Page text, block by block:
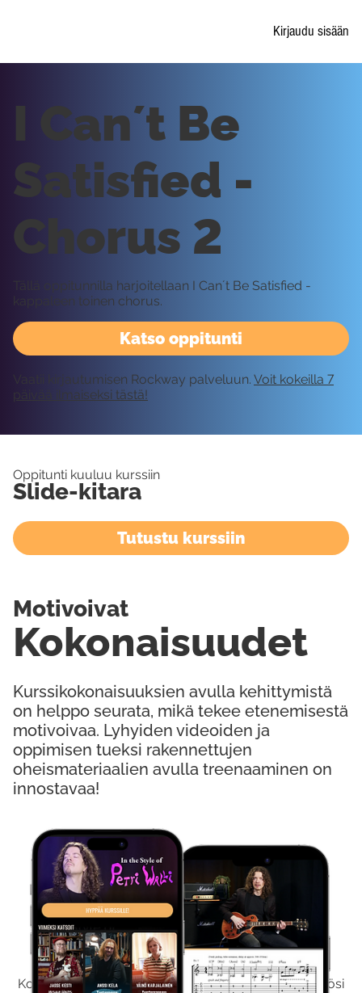
Kirjaudu sisään
Kokeile Ilmaiseksi
Kokeilemalla ilmaiseksi saat koko sisältömme käyttöösi
Katso oppitunti
I Can´t Be
Satisfied -
Chorus 2
Tällä oppitunnilla harjoitellaan I Can´t Be Satisfied -
kappaleen toinen chorus.
Vaatii kirjautumisen Rockway palveluun. Voit kokeilla 7
päivää ilmaiseksi tästä!
Oppitunti kuuluu kurssiin
Slide-kitara
Tutustu kurssiin
Kurssikokonaisuuksien avulla kehittymistä
on helppo seurata, mikä tekee etenemisestä
motivoivaa. Lyhyiden videoiden ja
oppimisen tueksi rakennettujen
oheismateriaalien avulla treenaaminen on
innostavaa!
Kokonaisuudet
Motivoivat